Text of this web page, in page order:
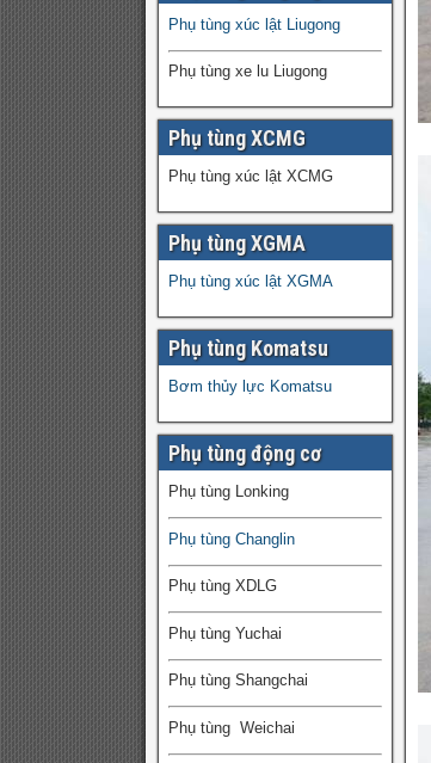
Phụ tùng xúc lật Liugong
Phụ tùng xe lu Liugong
Phụ tùng XCMG
Phụ tùng xúc lật XCMG
Phụ tùng XGMA
Phụ tùng xúc lật XGMA
Phụ tùng Komatsu
Bơm thủy lực Komatsu
Phụ tùng động cơ
Phụ tùng Lonking
Phụ tùng Changlin
Phụ tùng XDLG
Phụ tùng Yuchai
Phụ tùng Shangchai
Phụ tùng Weichai